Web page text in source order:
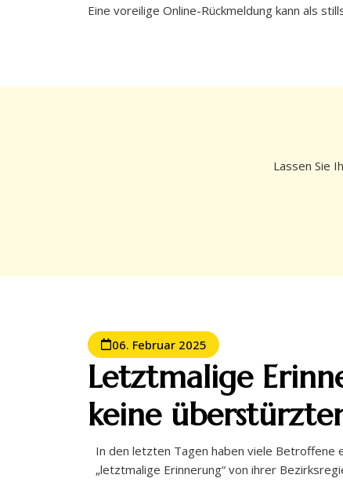
Eine voreilige Online-Rückmeldung kann als
Lassen Sie
06. Februar 2025
Letztmalige
keine
In den letzten Tagen haben viele Betroffene
„letztmalige Erinnerung“ von ihrer